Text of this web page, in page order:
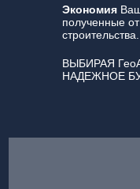
Экономия
полученные
строительства.
ВЫБИРАЯ
НАДЕЖНОЕ